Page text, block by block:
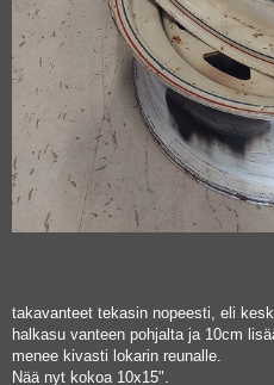
takavanteet tekasin nopeesti, eli
halkasu vanteen pohjalta ja 10cm
menee kivasti lokarin reunalle.
Nää nyt kokoa 10x15".